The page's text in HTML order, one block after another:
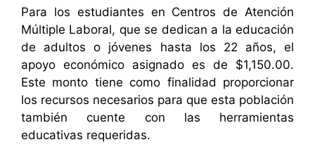
Para los estudiantes en Centros de Atención
Múltiple Laboral, que se dedican a la educación
de adultos o jóvenes hasta los 22 años, el
apoyo económico asignado es de $1,150.00.
Este monto tiene como finalidad proporcionar
los recursos necesarios para que esta población
también cuente con las herramientas
educativas requeridas.